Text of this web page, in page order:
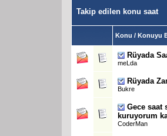
Takip edilen konu saat
Konu / Konuyu
Rüyada
meLda
Rüyada
Bukre
Gece saat
kuruyorum
CoderMan